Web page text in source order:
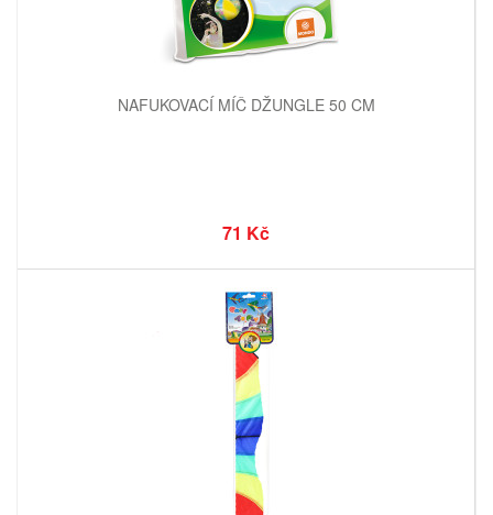
NAFUKOVACÍ MÍČ DŽUNGLE 50 CM
71 Kč